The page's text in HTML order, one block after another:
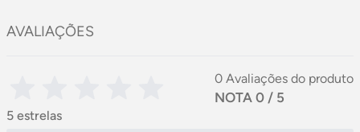
AVALIAÇÕES
0 Avaliações do produto
NOTA 0 / 5
5 estrelas